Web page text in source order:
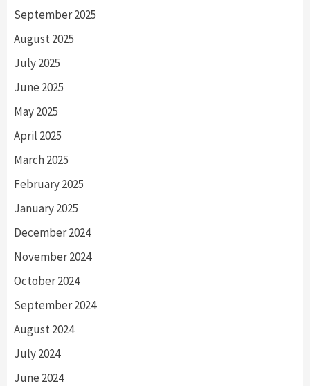
September 2025
August 2025
July 2025
June 2025
May 2025
April 2025
March 2025
February 2025
January 2025
December 2024
November 2024
October 2024
September 2024
August 2024
July 2024
June 2024